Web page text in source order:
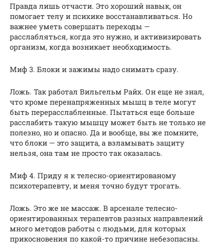
Правда лишь отчасти. Это хороший навык, он
помогает телу и психике восстанавливаться. Но
важнее уметь совершать переходы —
расслабляться, когда это нужно, и активизировать
организм, когда возникает необходимость.
Миф 3. Блоки и зажимы надо снимать сразу.
Ложь. Так работал Вильгельм Райх. Он еще не знал,
что кроме перенапряженных мышц в теле могут
быть перерасслабленные. Пытаться еще больше
расслабить такую мышцу может быть не только не
полезно, но и опасно. Да и вообще, вы же помните,
что блоки — это защита, а взламывать защиту
нельзя, она там не просто так оказалась.
Миф 4. Приду я к телесно-ориентированому
психотерапевту, и меня точно будут трогать.
Ложь. Это же не массаж. В арсенале телесно-
ориентированных терапевтов разных направлений
много методов работы с людьми, для которых
прикосновения по какой-то причине небезопасны.